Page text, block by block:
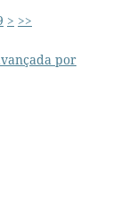
> >>
por